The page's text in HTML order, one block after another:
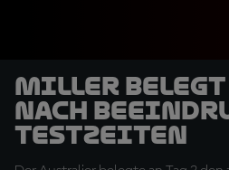
Miller belegt
nach
Testzeiten